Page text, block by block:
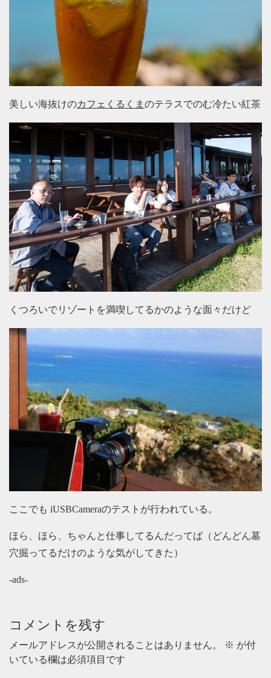
美しい海抜けのカフェくるくま のテラスでのむ冷たい紅茶
くつろいでリゾートを満喫してるかのような面々だけど
ここでも iUSBCameraのテストが行われている。
ほら、ほら、ちゃんと仕事してるんだってば（どんどん墓
穴掘ってるだけのような気がしてきた）
-ads-
コメントを残す
メールアドレスが公開されることはありません。 ※ が付
いている欄は必須項目です